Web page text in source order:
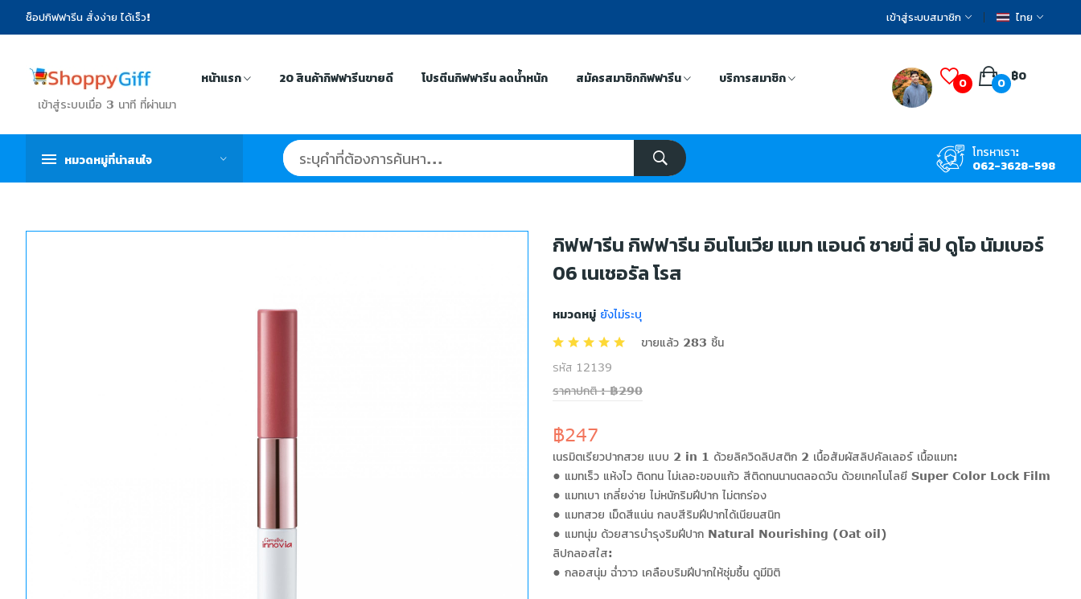
ช็อปกิฟฟารีน สั่งง่าย ได้เร็ว! เข้าสู่ระบบสมาชิก ไทย
เข้าสู่ระบบเมื่อ 3 นาที ที่ผ่านมา
หน้าแรก 20 สินค้ากิฟฟารีนขายดี โปรตีนกิฟฟารีน ลดน้ำหนัก สมัครสมาชิกกิฟฟารีน บริการสมาชิก 0 ฿0
0
หมวดหมู่ที่น่าสนใจ
โทรหาเรา:
062-3628-598
กิฟฟารีน กิฟฟารีน อินโนเวีย แมท แอนด์ ชายนี่ ลิป ดูโอ นัมเบอร์
06 เนเชอรัล โรส
หมวดหมู่ ยังไม่ระบุ
ขายแล้ว 283 ชิ้น
รหัส 12139
ราคาปกติ : ฿290
฿247
เนรมิตเรียวปากสวย แบบ 2 in 1 ด้วยลิควิดลิปสติก 2 เนื้อสัมผัสลิปคัลเลอร์ เนื้อแมท:
• แมทเร็ว แห้งไว ติดทน ไม่เลอะขอบแก้ว สีติดทนนานตลอดวัน ด้วยเทคโนโลยี Super Color Lock Film
• แมทเบา เกลี่ยง่าย ไม่หนักริมฝีปาก ไม่ตกร่อง
• แมทสวย เม็ดสีแน่น กลบสีริมฝีปากได้เนียนสนิท
• แมทนุ่ม ด้วยสารบำรุงริมฝีปาก Natural Nourishing (Oat oil)
ลิปกลอสใส:
• กลอสนุ่ม ฉ่ำวาว เคลือบริมฝีปากให้ชุ่มชื้น ดูมีมิติ